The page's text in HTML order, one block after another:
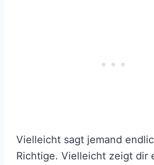
Vielleicht sagt jemand
Richtige. Vielleicht zeigt dir